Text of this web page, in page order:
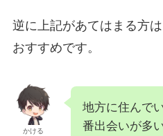
逆に上記があてはまる方は
おすすめです。
かける
地方に住んで
番出会いが多